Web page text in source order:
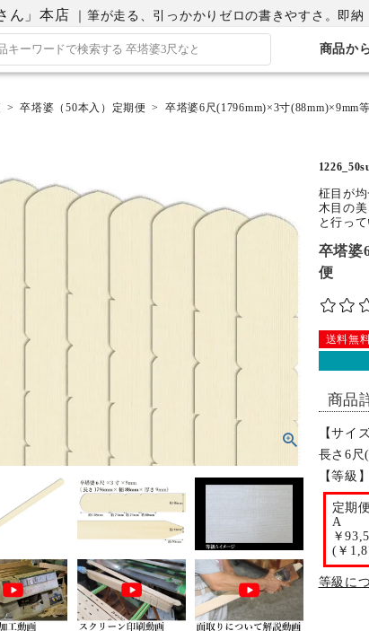
ん」本店 ｜筆が走る、引っかかりゼロの書きやすさ。即納・1本
商品か
卒塔婆（50本入）定期便 卒塔婆6尺(1796mm)×3寸(88mm)×9mm
柾目が
木目の
と行っ
卒塔婆
便
送料無
商品
【サイ
長さ6尺
【等級】
定期便
A
￥
(￥
等級に